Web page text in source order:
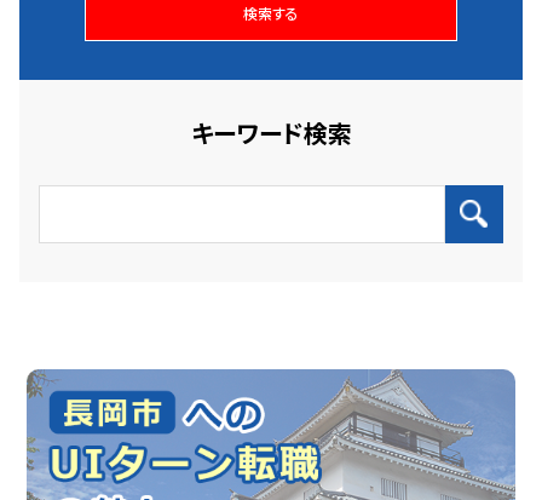
検索する
キーワード検索